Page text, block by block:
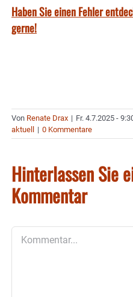
Haben Sie einen Fehler
gerne!
Von Renate Drax | Fr. 4.7.2025 -
aktuell
| 0 Kommentare
Hinterlassen Sie
Kommentar